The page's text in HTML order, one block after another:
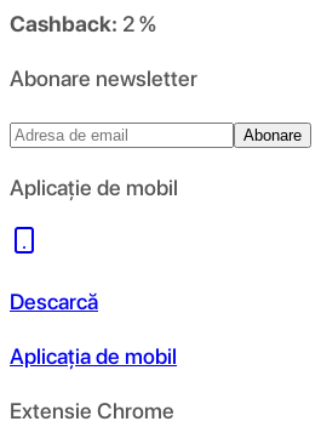
Cashback: 2 %
Abonare newsletter
Abonare
Aplicație de mobil
Descarcă
Aplicația de mobil
Extensie Chrome